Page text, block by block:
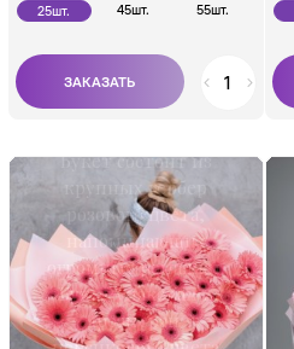
25шт. 45шт. 55шт.
Букет состоит из
крупных гербер
розового цвета,
напоминающих
огромные ромашки.
Букет упакован в
фоамеран